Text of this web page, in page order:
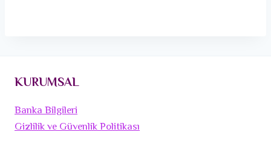
KURUMSAL
Banka Bilgileri
Gizlilik ve Güvenlik Politikası